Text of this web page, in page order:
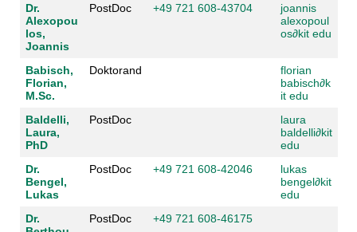
Dr.
Alexopou
los,
Joannis
PostDoc +49 721 608-43704
joannis
alexopoul
os∂kit edu
Babisch,
Florian,
M.Sc.
Doktorand
florian
babisch∂k
it edu
Baldelli,
Laura,
PhD
PostDoc
laura
baldelli∂kit
edu
Dr.
Bengel,
Lukas
PostDoc +49 721 608-42046
lukas
bengel∂kit
edu
Dr.
PostDoc +49 721 608-46175